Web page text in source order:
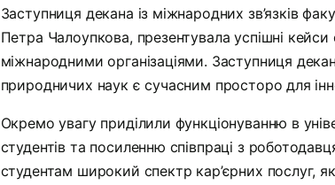
Заступниця декана із міжнародних зв’язків
Петра Чалоупкова, презентувала успішні
міжнародними організаціями. Заступниця
природничих наук є сучасним просторо для
Окремо увагу приділили функціонуванню в
студентів та посиленню співпраці з
студентам широкий спектр кар’єрних послуг,